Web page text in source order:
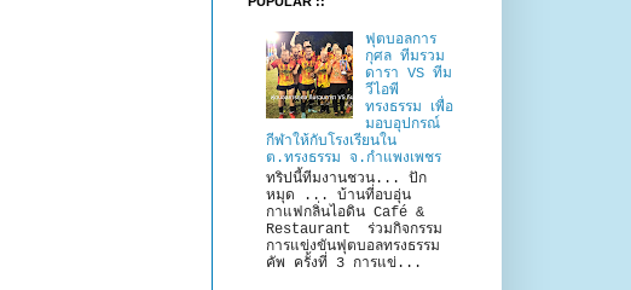
ฟุตบอลการ
กุศล ทีมรวม
ดารา VS ทีม
วีไอพี
ทรงธรรม เพื่อ
มอบอุปกรณ์
กีฬาให้กับโรงเรียนใน
ต.ทรงธรรม จ.กำแพงเพชร
ทริปนี้ทีมงานชวน... ปัก
หมุด ... บ้านที่อบอุ่น
กาแฟกลิ่นไอดิน Café &
Restaurant ร่วมกิจกรรม
การแข่งขันฟุตบอลทรงธรรม
คัพ ครั้งที่ 3 การแข่...